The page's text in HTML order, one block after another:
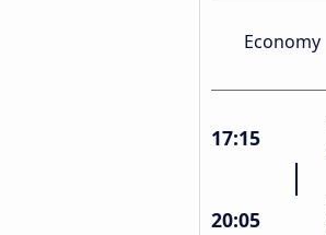
Economy
17:15
20:05